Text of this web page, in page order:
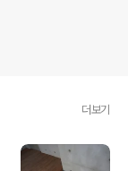
더보기